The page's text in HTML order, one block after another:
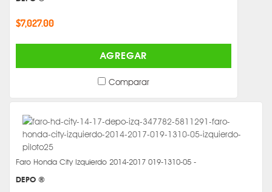
$7,027.00
AGREGAR
Comparar
Faro Honda City Izquierdo 2014-2017 019-1310-05 -
DEPO ®